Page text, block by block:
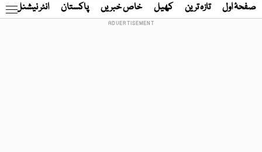
صفحۂ اول تازہ ترین کھیل خاص خبریں پاکستان انٹر نیشنل